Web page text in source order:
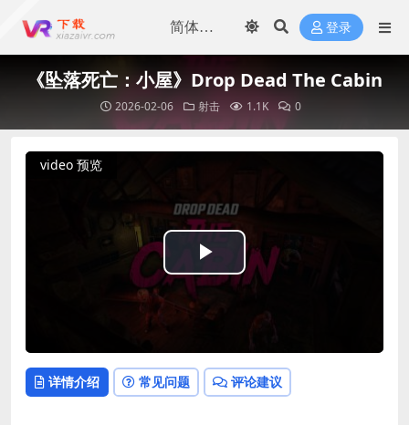
登录
《坠落死亡：小屋》Drop Dead The Cabin
2026-02-06 射击 1.1K 0
video 预览
Play
Video
详情介绍 常见问题 评论建议